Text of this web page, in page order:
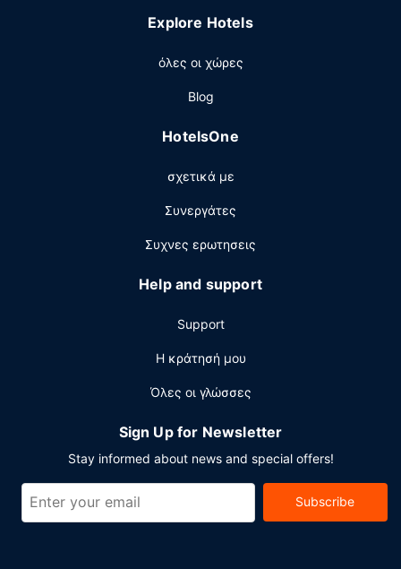
Σερβίρεται δωρεάν πρωινό (σε μπουφέ) τις καθημερινές
μεταξύ 7:00 π.μ. - 11:00 π.μ..
επιχειρηματικό κέντρο, δωρεάν εφημερίδες στο λόμπι
εκδήλωση σε αυτήν την πόλη (Thompson); Αυτό το
μέτρα και περιλαμβάνει συνεδριακό χώρο και μια
αίθουσα συνεδριάσεων. Στους χώρους μας θα βρείτε
δωρεάν στάθμευση χωρίς παρκαδόρο.
Explore Hotels
όλες οι χώρες
Blog
HotelsOne
σχετικά με
Συνεργάτες
Συχνες ερωτησεις
Help and support
Support
Η κράτησή μου
Όλες οι γλώσσες
Sign Up for Newsletter
Stay informed about news and special offers!
Subscribe